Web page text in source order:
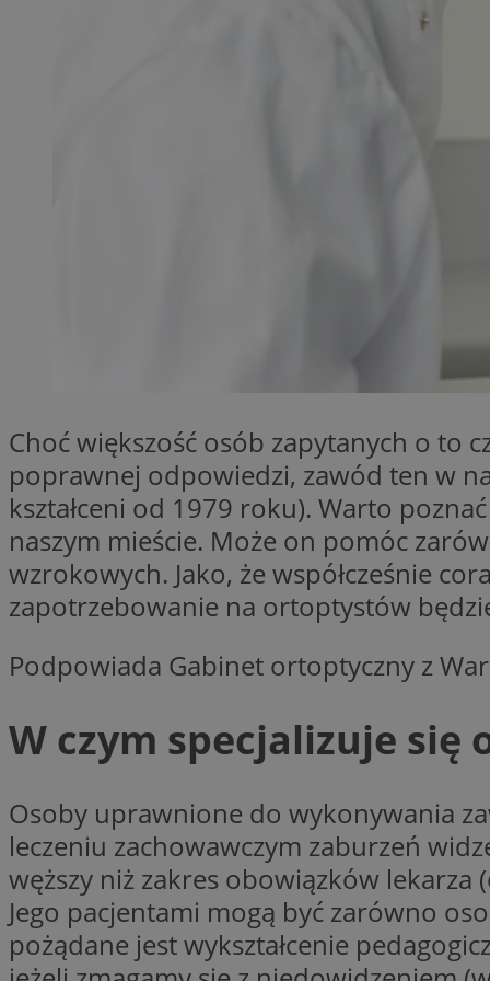
Choć większość osób zapytanych o to
poprawnej odpowiedzi, zawód ten w
kształceni od 1979 roku). Warto
naszym mieście. Może on pomóc
wzrokowych. Jako, że współcześnie
zapotrzebowanie na ortoptystów
Podpowiada Gabinet ortoptyczny z
W czym specjalizuje się
Osoby uprawnione do wykonywania
leczeniu zachowawczym zaburzeń
węższy niż zakres obowiązków lekarza
Jego pacjentami mogą być zarówno
pożądane jest wykształcenie
QeSessID
Nazwa
OAID
_ga_DEDM2KCVWQ
_ga
FCCDCF
SRM_B
MUID
__Secure-YNID